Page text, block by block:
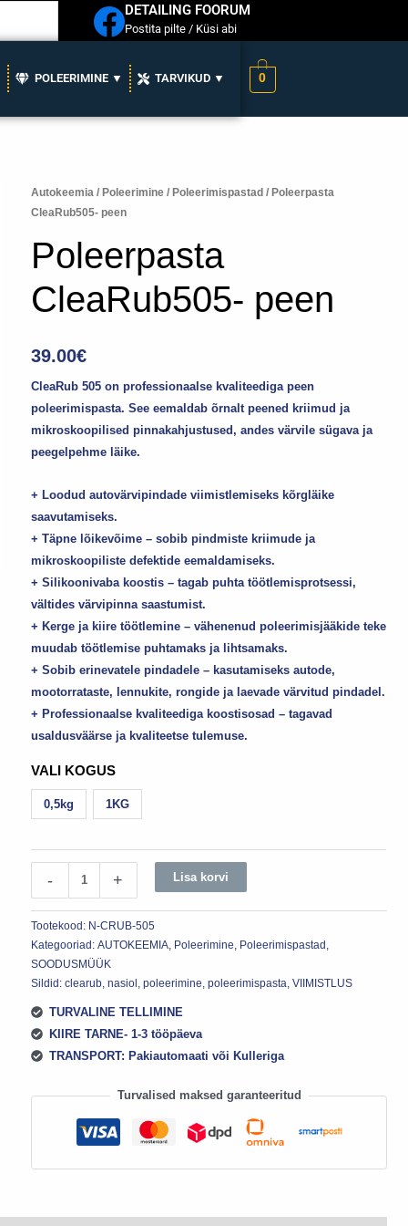
DETAILING FOORUM
Postita pilte / Küsi abi
POLEERIMINE ▼ TARVIKUD ▼ 0
Autokeemia / Poleerimine / Poleerimispastad / Poleerpasta
CleaRub505- peen
Poleerpasta
CleaRub505- peen
39.00€
CleaRub 505 on professionaalse kvaliteediga peen
poleerimispasta. See eemaldab õrnalt peened kriimud ja
mikroskoopilised pinnakahjustused, andes värvile sügava ja
peegelpehme läike.
+ Loodud autovärvipindade viimistlemiseks kõrgläike
saavutamiseks.
+ Täpne lõikevõime – sobib pindmiste kriimude ja
mikroskoopiliste defektide eemaldamiseks.
+ Silikoonivaba koostis – tagab puhta töötlemisprotsessi,
vältides värvipinna saastumist.
+ Kerge ja kiire töötlemine – vähenenud poleerimisjääkide teke
muudab töötlemise puhtamaks ja lihtsamaks.
+ Sobib erinevatele pindadele – kasutamiseks autode,
mootorrataste, lennukite, rongide ja laevade värvitud pindadel.
+ Professionaalse kvaliteediga koostisosad – tagavad
usaldusväärse ja kvaliteetse tulemuse.
VALI KOGUS
0,5kg 1KG
-
Poleerpasta
CleaRub505-
kogus
+ Lisa korvi
Tootekood: N-CRUB-505
Kategooriad:AUTOKEEMIA Poleerimine Poleerimispastad
SOODUSMÜÜK
Sildid:clearub ,nasiol ,poleerimine ,poleerimispasta ,VIIMISTLUS
TURVALINE TELLIMINE
KIIRE TARNE- 1-3 tööpäeva
TRANSPORT: Pakiautomaati või Kulleriga
Turvalised maksed garanteeritud